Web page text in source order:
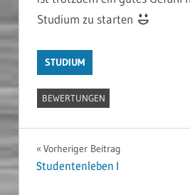
Studium zu starten
STUDIUM
BEWERTUNGEN
Beitragsnavigation
Vorheriger Beitrag
Studentenleben I